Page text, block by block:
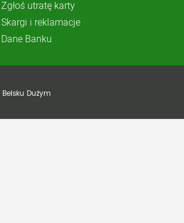
Zgłoś utratę karty
Skargi i reklamacje
Dane Banku
Dużym